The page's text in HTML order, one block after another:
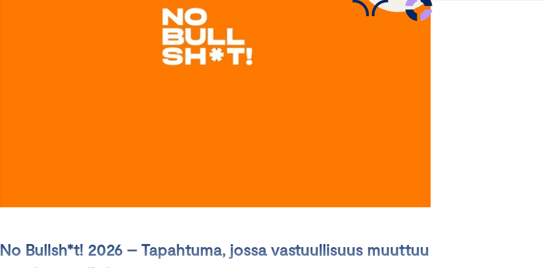
No Bullsh*t! 2026 – Tapahtuma, jossa vastuullisuus muuttuu